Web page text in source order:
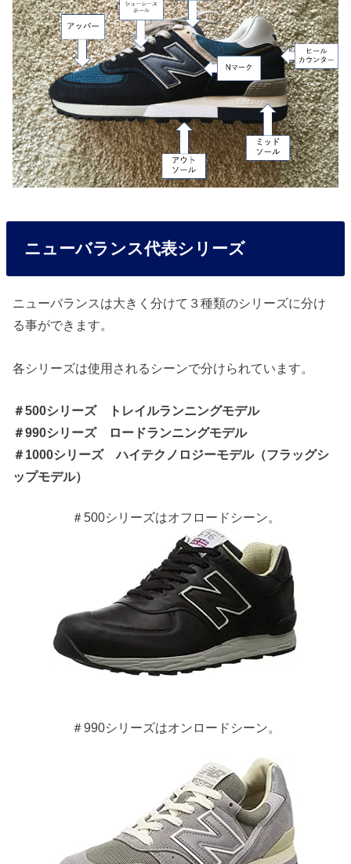
ニューバランス代表シリーズ
ニューバランスは大きく分けて３種類のシリーズに分け
る事ができます。
各シリーズは使用されるシーンで分けられています。
＃500シリーズ トレイルランニングモデル
＃990シリーズ ロードランニングモデル
＃1000シリーズ ハイテクノロジーモデル（フラッグシ
ップモデル）
＃500シリーズはオフロードシーン。
＃990シリーズはオンロードシーン。